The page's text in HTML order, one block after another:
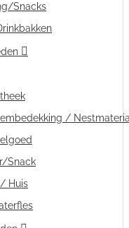
Snacks
/
Snack
Huis